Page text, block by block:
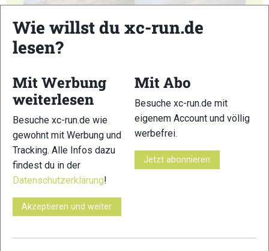
15 16
Wie willst du xc-run.de
lesen?
Mit Werbung
weiterlesen
Besuche xc-run.de wie
gewohnt mit Werbung und
Tracking. Alle Infos dazu
findest du in der
Datenschutzerklärung!
Akzeptieren und weiter
Mit Abo
Besuche xc-run.de mit
eigenem Account und völlig
werbefrei.
Jetzt abonnieren